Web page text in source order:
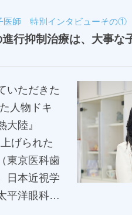
医師 特別インタビューその①
行抑制治療は、大事な
いただきた
大陸』
げられた
東京医科歯
日本近視学
平洋眼科学